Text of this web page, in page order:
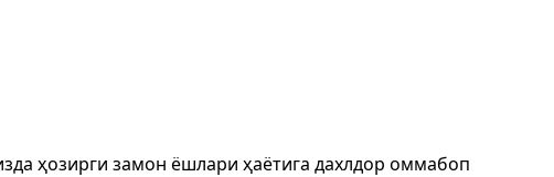
ҳозирги замон ёшлари ҳаётига дахлдор оммабоп